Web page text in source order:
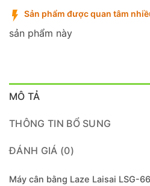
Sản phẩm được quan tâm
sản phẩm này
MÔ TẢ
THÔNG TIN BỔ SUNG
ĐÁNH GIÁ (0)
Máy cân bằng Laze Laisai LSG-